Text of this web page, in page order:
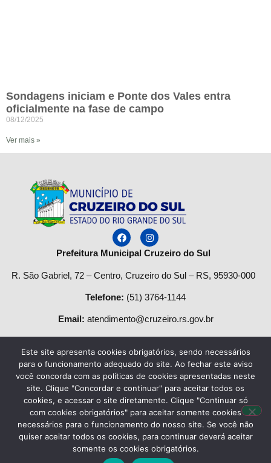
Sondagens iniciam e Ponte dos Vales entra
oficialmente na fase de campo
08/12/2025
Ver mais »
Prefeitura Municipal Cruzeiro do Sul
R. São Gabriel, 72 – Centro, Cruzeiro do Sul – RS, 95930-000
Telefone: (51) 3764-1144
Email: atendimento@cruzeiro.rs.gov.br
Segunda a quinta-feira:
Das08h às 12h e das13:30h às 17h.
Sexta-feira das: às 13h
Desenvolvido por Agência do Vale
– Município de Cruzeiro do
Sul CNPJ 87.297.990/0001-50 – Todos os direitos reservados.
Este site apresenta cookies obrigatórios, sendo necessários
para o funcionamento adequado do site. Ao fechar este aviso
você concorda com as políticas de cookies apresentadas neste
site. Clique "Concordar e continuar" para aceitar todos os
cookies, e acessar o site diretamente. Clique "Continuar só
com cookies obrigatórios" para aceitar somente cookies
necessários para o funcionamento do nosso site. Se você não
quiser aceitar todos os cookies, para continuar deverá aceitar
somente os cookies obrigatórios.